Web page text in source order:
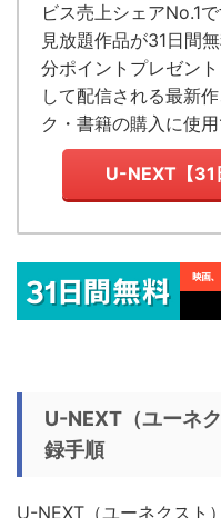
ビス売上シェアNo.1で
見放題作品が31日間
分ポイントプレゼン
して配信される最新
ク・書籍の購入に使
U-NEXT【31
U-NEXT（ユーネ
録手順
U-NEXT（ユーネクスト